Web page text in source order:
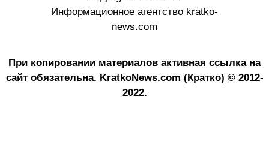
Информационное агентство kratko-
news.com
При копировании материалов активная ссылка на
сайт обязательна. KratkoNews.com (Кратко) © 2012-
2022.